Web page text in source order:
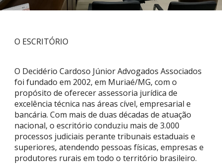
O ESCRITÓRIO
O Decidério Cardoso Júnior Advogados Associados
foi fundado em 2002, em Muriaé/MG, com o
propósito de oferecer assessoria jurídica de
excelência técnica nas áreas cível, empresarial e
bancária. Com mais de duas décadas de atuação
nacional, o escritório conduziu mais de 3.000
processos judiciais perante tribunais estaduais e
superiores, atendendo pessoas físicas, empresas e
produtores rurais em todo o território brasileiro.